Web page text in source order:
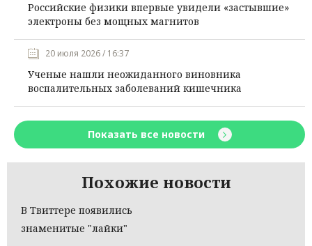
Российские физики впервые увидели «застывшие»
электроны без мощных магнитов
20 июля 2026 / 16:37
Ученые нашли неожиданного виновника
воспалительных заболеваний кишечника
Показать все новости
Похожие новости
В Твиттере появились
знаменитые "лайки"